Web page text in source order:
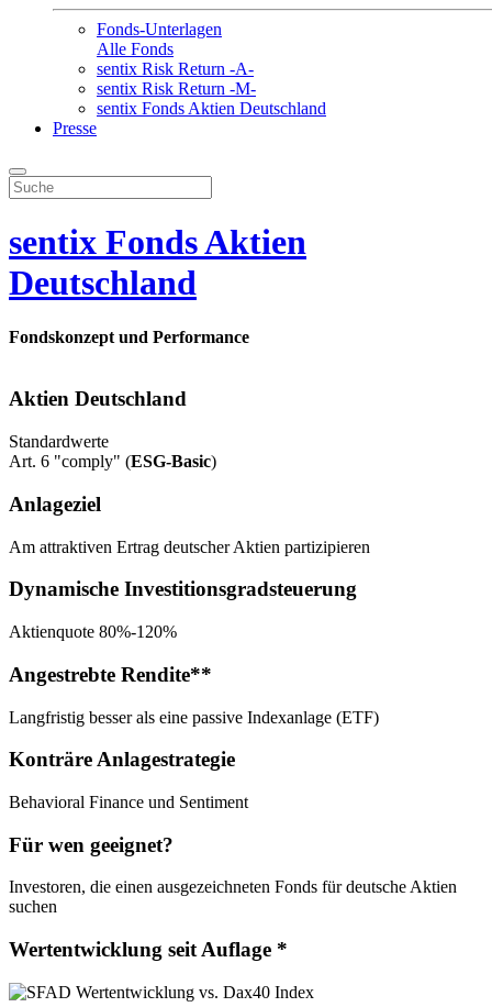
Fonds-Unterlagen
Alle Fonds
sentix Risk Return -A-
sentix Risk Return -M-
sentix Fonds Aktien Deutschland
Presse
sentix Fonds Aktien
Deutschland
Fondskonzept und Performance
Aktien Deutschland
Standardwerte
Art. 6 "comply" (ESG-Basic)
Anlageziel
Am attraktiven Ertrag deutscher Aktien partizipieren
Dynamische Investitionsgradsteuerung
Aktienquote 80%-120%
Angestrebte Rendite**
Langfristig besser als eine passive Indexanlage (ETF)
Konträre Anlagestrategie
Behavioral Finance und Sentiment
Für wen geeignet?
Investoren, die einen ausgezeichneten Fonds für deutsche Aktien
suchen
Wertentwicklung seit Auflage *